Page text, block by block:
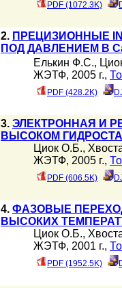
PDF (1072.3K)
2. ПРЕЦИЗИОННЫЕ
ПОД ДАВЛЕНИЕМ В
Елькин Ф.С.,
ЖЭТФ, 2005 г.,
PDF (428.2K)
3. ЭЛЕКТРОННАЯ И
ВЫСОКОМ
Циок О.Б.,
ЖЭТФ, 2005 г.,
PDF (606.5K)
4. ФАЗОВЫЕ
ВЫСОКИХ
Циок О.Б.,
ЖЭТФ, 2001 г.,
PDF (1952.5K)